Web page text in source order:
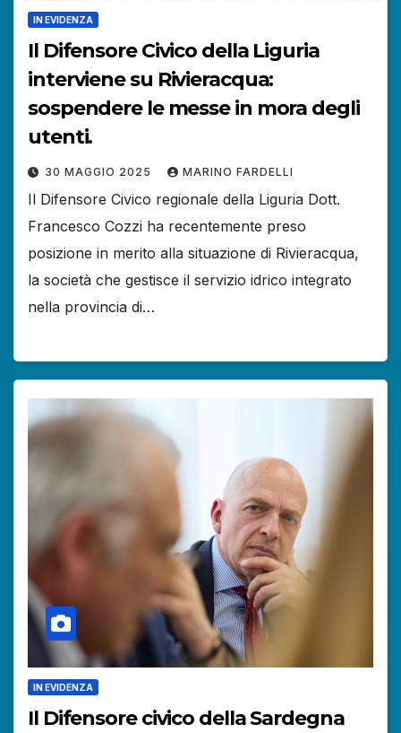
IN EVIDENZA
Il Difensore Civico della Liguria
interviene su Rivieracqua:
sospendere le messe in mora degli
utenti.
30 MAGGIO 2025 MARINO FARDELLI
Il Difensore Civico regionale della Liguria Dott.
Francesco Cozzi ha recentemente preso
posizione in merito alla situazione di Rivieracqua,
la società che gestisce il servizio idrico integrato
nella provincia di…
IN EVIDENZA
Il Difensore civico della Sardegna